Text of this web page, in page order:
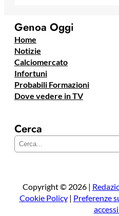
Genoa Oggi
Home
Notizie
Calciomercato
Infortuni
Probabili Formazioni
Dove vedere in TV
Cerca
e
a
Copyright © 2026 |
Cookie Policy| Preferenze